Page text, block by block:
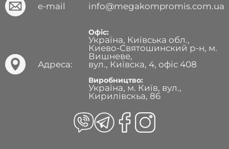
e-mail info@megakompromis.com.ua
Адреса:
Офіс:
Україна, Київська обл.,
Киево-Святошинский р-н, м.
Вишневе,
вул., Київска, 4, офіс 408
Виробництво:
Україна, м. Київ, вул.,
Кирилівскьа, 86